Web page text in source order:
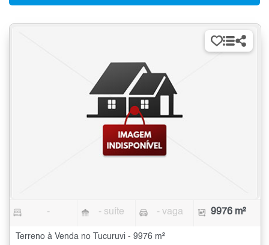
- - suíte - vaga 9976 m²
Terreno à Venda no Tucuruvi - 9976 m²